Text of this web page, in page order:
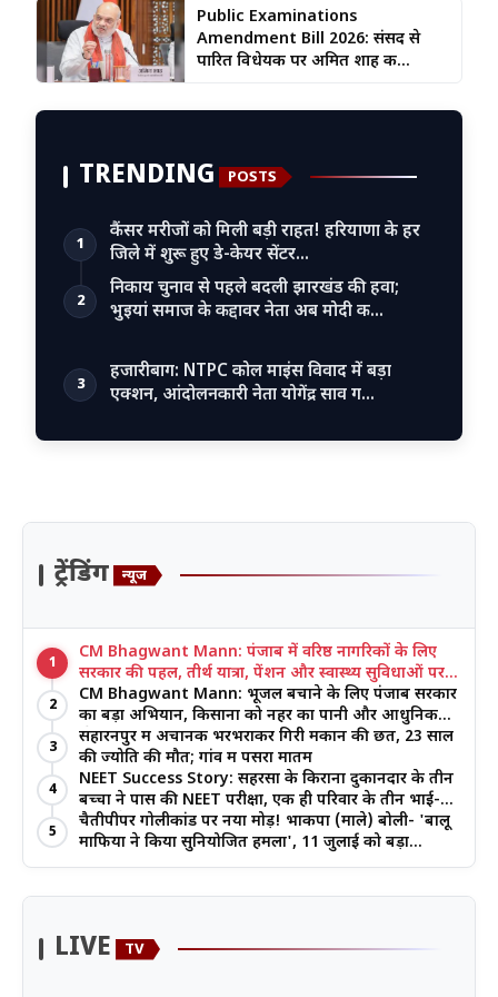
Public Examinations
Amendment Bill 2026: संसद से
पारित विधेयक पर अमित शाह क...
TRENDING POSTS
1
कैंसर मरीजों को मिली बड़ी राहत! हरियाणा के हर
जिले में शुरू हुए डे-केयर सेंटर…
2
निकाय चुनाव से पहले बदली झारखंड की हवा;
भुइयां समाज के कद्दावर नेता अब मोदी क…
3
हजारीबाग: NTPC कोल माइंस विवाद में बड़ा
एक्शन, आंदोलनकारी नेता योगेंद्र साव ग…
ट्रेंडिंग न्यूज
1
CM Bhagwant Mann: पंजाब में वरिष्ठ नागरिकों के लिए
सरकार की पहल, तीर्थ यात्रा, पेंशन और स्वास्थ्य सुविधाओं पर
जोर
2
CM Bhagwant Mann: भूजल बचाने के लिए पंजाब सरकार
का बड़ा अभियान, किसानों को नहर का पानी और आधुनिक
खेती का मिल रहा लाभ
3
सहारनपुर में अचानक भरभराकर गिरी मकान की छत, 23 साल
की ज्योति की मौत; गांव में पसरा मातम
4
NEET Success Story: सहरसा के किराना दुकानदार के तीन
बच्चों ने पास की NEET परीक्षा, एक ही परिवार के तीन भाई-
बहनों ने रचा इतिहास
5
चैतीपीपर गोलीकांड पर नया मोड़! भाकपा (माले) बोली- 'बालू
माफिया ने किया सुनियोजित हमला', 11 जुलाई को बड़ा
आंदोलन
LIVE TV